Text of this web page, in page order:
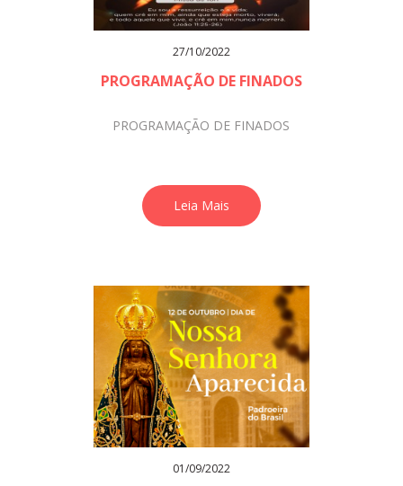
27/10/2022
PROGRAMAÇÃO DE FINADOS
PROGRAMAÇÃO DE FINADOS
Leia Mais
01/09/2022